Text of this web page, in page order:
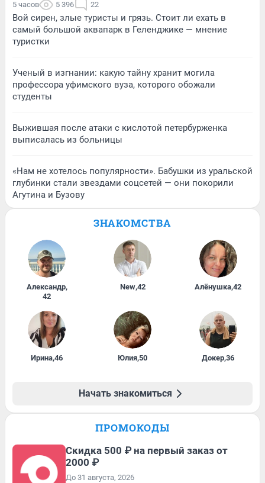
5 часов 5 396 22
Вой сирен, злые туристы и грязь. Стоит ли ехать в
самый большой аквапарк в Геленджике — мнение
туристки
Ученый в изгнании: какую тайну хранит могила
профессора уфимского вуза, которого обожали
студенты
Выжившая после атаки с кислотой петербурженка
выписалась из больницы
«Нам не хотелось популярности». Бабушки из уральской
глубинки стали звездами соцсетей — они покорили
Агутина и Бузову
ЗНАКОМСТВА
Александр,
42
New,42 Алёнушка,42
Ирина,46 Юлия,50 Докер,36
Начать знакомиться
ПРОМОКОДЫ
Скидка 500 ₽ на первый заказ от
2000 ₽
До 31 августа, 2026